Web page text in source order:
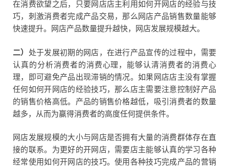
在消费欲望之后，只要网店店主利用如何开网店的经验与技
巧，刺激消费者完成产品交易，那么网店产品销售数量能够
快速提升。网店产品数量提升越快，网店发展规模越大。
二） 处于发展初期的网店，在进行产品宣传的过程中，需要
认真的分析消费者的消费心理，能够认清消费者的消费心
理，即可避免产品出现滞销的情况。如果网店店主没有掌握
任何如何开网店的经验技巧，那么店主需要注意控制好产品
的销售价格高低。产品的销售价格越低，吸引消费者的数量
越多，从而为赢得消费者的高度任何提供条件。
网店发展规模的大小与网店是否拥有大量的消费群体存在直
接的联系。为更好的开网店，需要店主能够认真的学习各种
经常使用如何开网店的技巧。使用各种技巧完成产品的营销